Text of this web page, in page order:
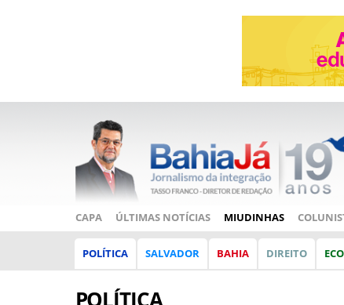
CAPA ÚLTIMAS NOTÍCIAS MIUDINHAS
POLÍTICA SALVADOR BAHIA DIREITO